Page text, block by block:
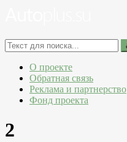
О проекте
Обратная связь
Реклама и партнерство
Фонд проекта
2